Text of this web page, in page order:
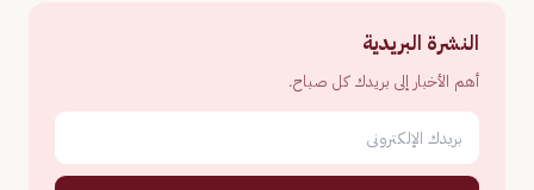
النشرة البريدية
أهم الأخبار إلى بريدك كل صباح.